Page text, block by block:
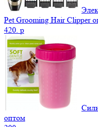
Pet Grooming Hair Clipper
420. p
оптом